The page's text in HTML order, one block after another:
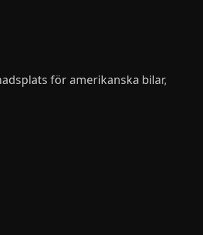
för amerikanska bilar,